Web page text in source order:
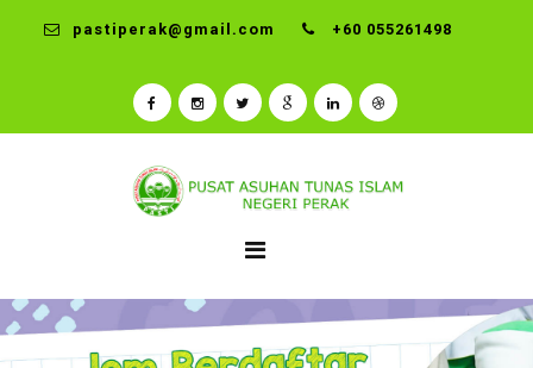
pastiperak@gmail.com +60 055261498